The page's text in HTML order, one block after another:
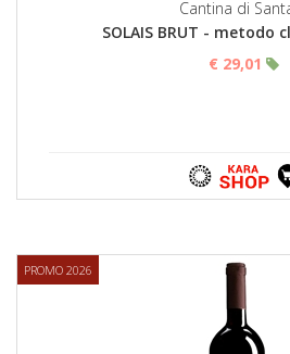
Cantina di
SOLAIS BRUT - metodo
€ 29,01
PROMO 2026